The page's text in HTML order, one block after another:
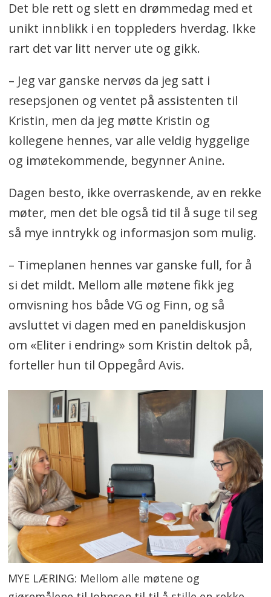
Det ble rett og slett en drømmedag med et
unikt innblikk i en toppleders hverdag. Ikke
rart det var litt nerver ute og gikk.
– Jeg var ganske nervøs da jeg satt i
resepsjonen og ventet på assistenten til
Kristin, men da jeg møtte Kristin og
kollegene hennes, var alle veldig hyggelige
og imøtekommende, begynner Anine.
Dagen besto, ikke overraskende, av en rekke
møter, men det ble også tid til å suge til seg
så mye inntrykk og informasjon som mulig.
– Timeplanen hennes var ganske full, for å
si det mildt. Mellom alle møtene fikk jeg
omvisning hos både VG og Finn, og så
avsluttet vi dagen med en paneldiskusjon
om «Eliter i endring» som Kristin deltok på,
forteller hun til Oppegård Avis.
MYE LÆRING: Mellom alle møtene og